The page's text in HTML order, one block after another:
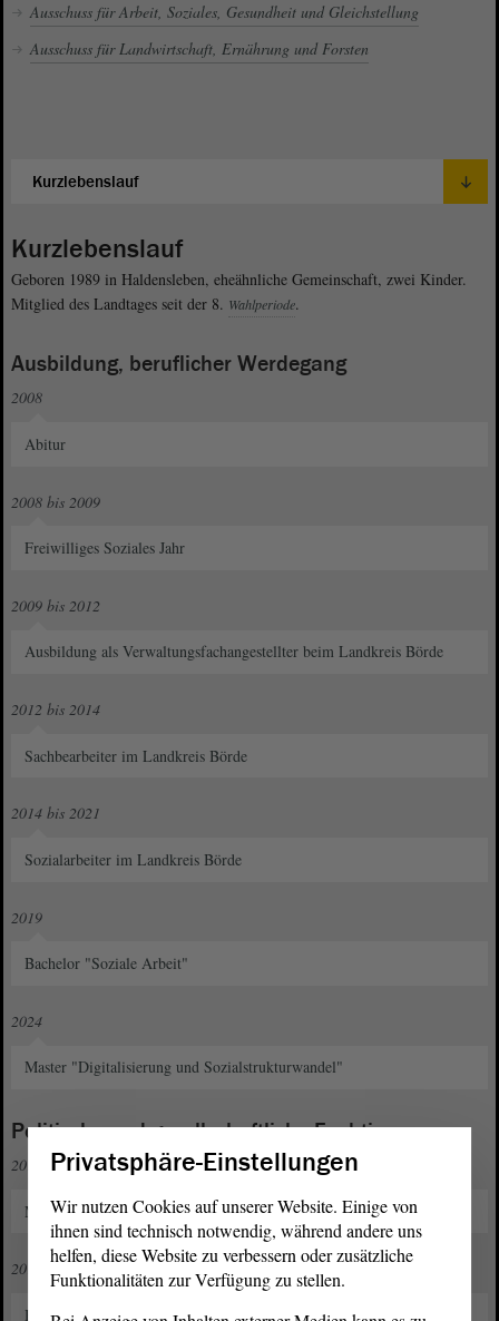
Ausschuss für Arbeit, Soziales, Gesundheit und Gleichstellung
Ausschuss für Landwirtschaft, Ernährung und Forsten
Kurzlebenslauf
Geboren 1989 in Haldensleben, eheähnliche Gemeinschaft, zwei Kinder.
Mitglied des Landtages seit der 8. Wahlperiode.
Ausbildung, beruflicher Werdegang
2008
Abitur
2008 bis 2009
Freiwilliges Soziales Jahr
2009 bis 2012
Ausbildung als Verwaltungsfachangestellter beim Landkreis Börde
2012 bis 2014
Sachbearbeiter im Landkreis Börde
2014 bis 2021
Sozialarbeiter im Landkreis Börde
2019
Bachelor "Soziale Arbeit"
2024
Master "Digitalisierung und Sozialstrukturwandel"
Politische und gesellschaftliche Funktionen
2016 bis 2022
Mitglied im Vorstand JU Börde
2018 bis 2021
Beisitzer im Vorstand des Stadtverbands Haldensleben (aktuell
Privatsphäre-Einstellungen
Wir nutzen Cookies auf unserer Website. Einige von
ihnen sind technisch notwendig, während andere uns
helfen, diese Website zu verbessern oder zusätzliche
Funktionalitäten zur Verfügung zu stellen.